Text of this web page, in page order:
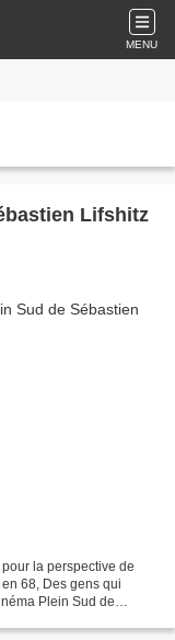
MENU
Lifshitz
la perspective de
68, Des gens qui
Plein Sud de